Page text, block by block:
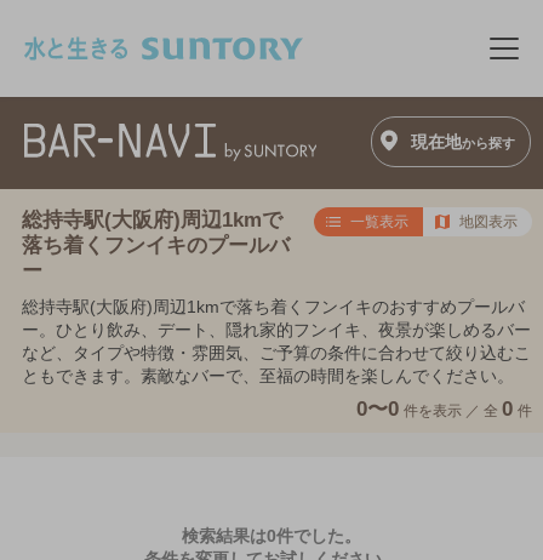
メ
現在地から探す
総持寺駅(大阪府)周辺1kmで
落ち着くフンイキのプールバ
ー
一覧表示 地図表示
総持寺駅(大阪府)周辺1kmで落ち着くフンイキのおすすめプールバ
ー。ひとり飲み、デート、隠れ家的フンイキ、夜景が楽しめるバー
など、タイプや特徴・雰囲気、ご予算の条件に合わせて絞り込むこ
ともできます。素敵なバーで、至福の時間を楽しんでください。
0〜0 件を表示 ／ 全 0 件
検索結果は0件でした。